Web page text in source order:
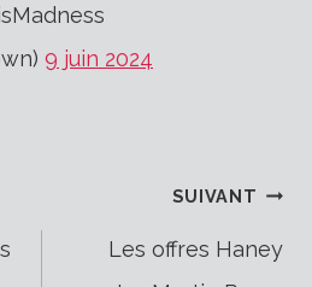
9 juin 2024
SUIVANT
Les offres Haney